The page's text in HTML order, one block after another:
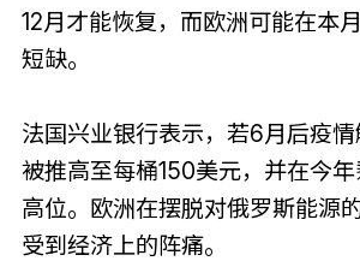
12月才能恢复，而欧洲可能在本
短缺。
法国兴业银行表示，若6月后疫
被推高至每桶150美元，并在今
高位。欧洲在摆脱对俄罗斯能源
受到经济上的阵痛。